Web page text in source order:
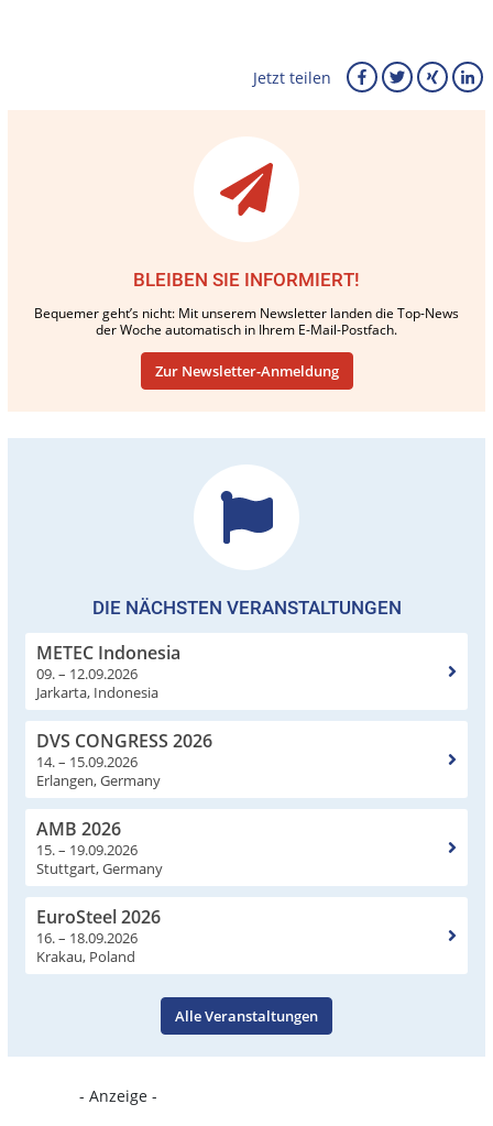
Jetzt teilen
BLEIBEN SIE INFORMIERT!
Bequemer geht’s nicht: Mit unserem Newsletter landen die Top-News
der Woche automatisch in Ihrem E-Mail-Postfach.
Zur Newsletter-Anmeldung
DIE NÄCHSTEN VERANSTALTUNGEN
METEC Indonesia
09. – 12.09.2026
Jarkarta, Indonesia
DVS CONGRESS 2026
14. – 15.09.2026
Erlangen, Germany
AMB 2026
15. – 19.09.2026
Stuttgart, Germany
EuroSteel 2026
16. – 18.09.2026
Krakau, Poland
Alle Veranstaltungen
- Anzeige -